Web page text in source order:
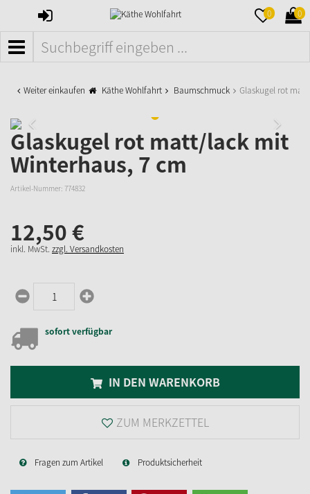
ANMELDEN 0 0
MENÜ
Weiter einkaufen Käthe Wohlfahrt Baumschmuck Glaskugel rot
Glaskugel rot matt/lack mit
Winterhaus, 7 cm
Artikel-Nummer: 774832
12,50€
inkl. MwSt. zzgl. Versandkosten
sofort verfügbar
IN DEN WARENKORB
ZUM MERKZETTEL
Fragen zum Artikel Produktsicherheit